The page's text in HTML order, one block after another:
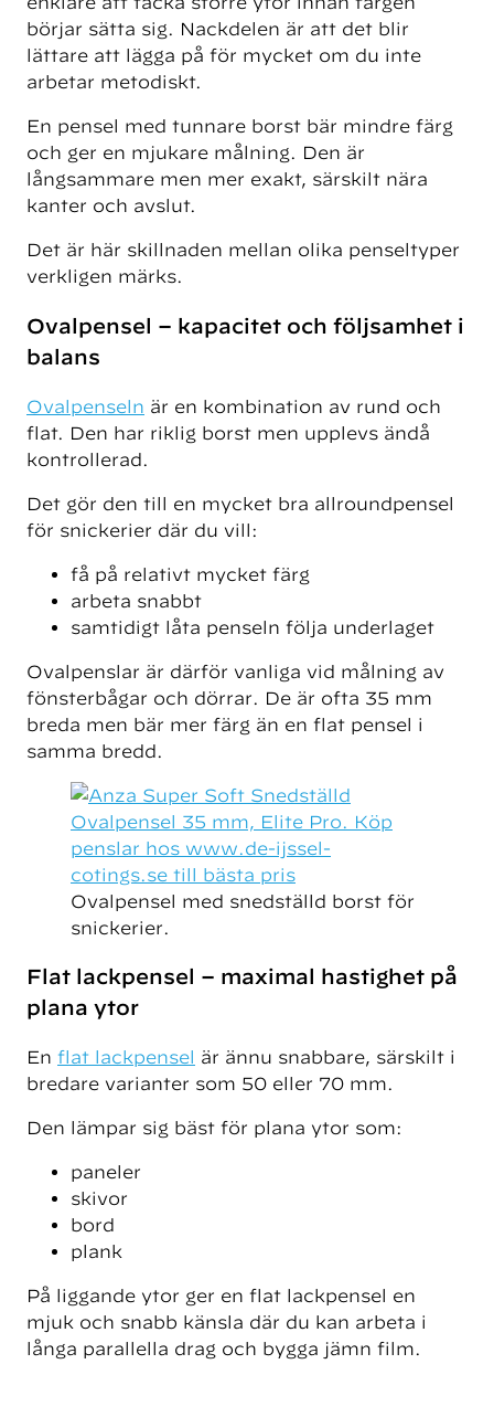
börjar sätta sig. Nackdelen är att det blir
lättare att lägga på för mycket om du inte
arbetar metodiskt.
En pensel med tunnare borst bär mindre färg
och ger en mjukare målning. Den är
långsammare men mer exakt, särskilt nära
kanter och avslut.
Det är här skillnaden mellan olika penseltyper
verkligen märks.
Ovalpensel – kapacitet och följsamhet i
balans
Ovalpenseln är en kombination av rund och
flat. Den har riklig borst men upplevs ändå
kontrollerad.
Det gör den till en mycket bra allroundpensel
för snickerier där du vill:
få på relativt mycket färg
arbeta snabbt
samtidigt låta penseln följa underlaget
Ovalpenslar är därför vanliga vid målning av
fönsterbågar och dörrar. De är ofta 35 mm
breda men bär mer färg än en flat pensel i
samma bredd.
Ovalpensel med snedställd borst för
snickerier.
Flat lackpensel – maximal hastighet på
plana ytor
En flat lackpensel är ännu snabbare, särskilt i
bredare varianter som 50 eller 70 mm.
Den lämpar sig bäst för plana ytor som:
paneler
skivor
bord
plank
På liggande ytor ger en flat lackpensel en
mjuk och snabb känsla där du kan arbeta i
långa parallella drag och bygga jämn film.